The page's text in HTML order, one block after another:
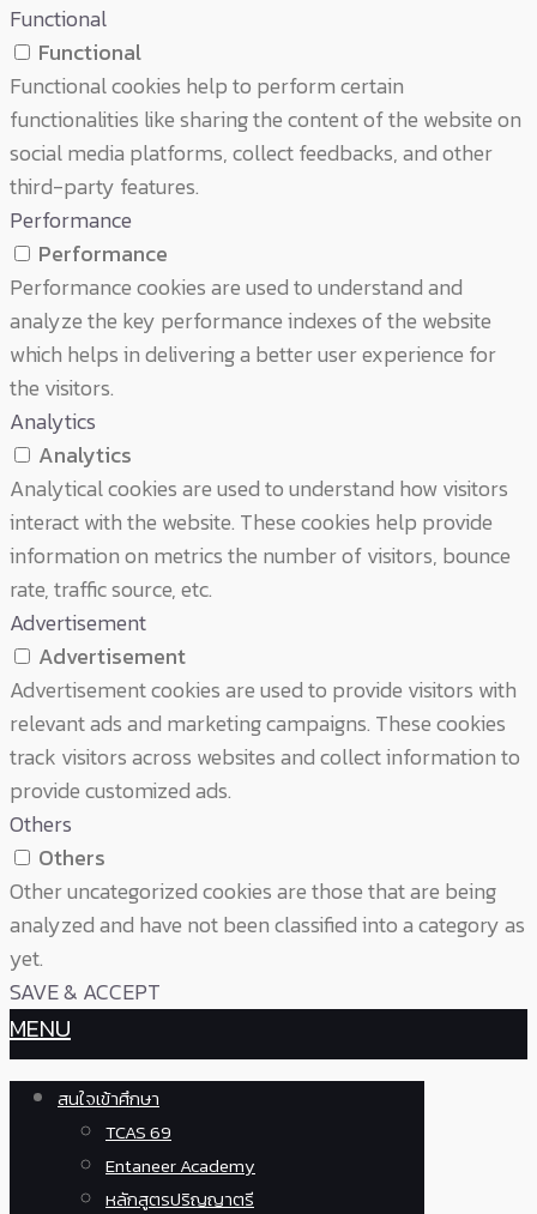
Functional
Functional
Functional cookies help to perform certain
functionalities like sharing the content of the website on
social media platforms, collect feedbacks, and other
third-party features.
Performance
Performance
Performance cookies are used to understand and
analyze the key performance indexes of the website
which helps in delivering a better user experience for
the visitors.
Analytics
Analytics
Analytical cookies are used to understand how visitors
interact with the website. These cookies help provide
information on metrics the number of visitors, bounce
rate, traffic source, etc.
Advertisement
Advertisement
Advertisement cookies are used to provide visitors with
relevant ads and marketing campaigns. These cookies
track visitors across websites and collect information to
provide customized ads.
Others
Others
Other uncategorized cookies are those that are being
analyzed and have not been classified into a category as
yet.
SAVE & ACCEPT
MENU
สนใจเข้าศึกษา
TCAS 69
Entaneer Academy
หลักสูตรปริญญาตรี